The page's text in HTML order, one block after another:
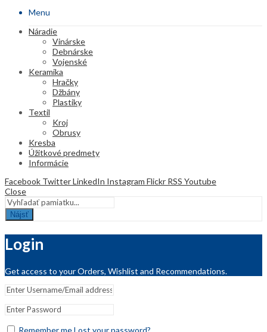
Menu
Náradie
Vinárske
Debnárske
Vojenské
Keramika
Hračky
Džbány
Plastiky
Textil
Kroj
Obrusy
Kresba
Úžitkové predmety
Informácie
Facebook TwitterLinkedIn Instagram Flickr RSS Youtube
Close
Nájsť
Login
Get access to your Orders, Wishlist and Recommendations.